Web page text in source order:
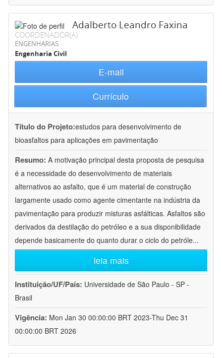
Adalberto Leandro Faxina
COORDENADOR(A)
ENGENHARIAS
Engenharia Civil
E-mail
Currículo
Título do Projeto:estudos para desenvolvimento de
bioasfaltos para aplicações em pavimentação
Resumo: A motivação principal desta proposta de pesquisa
é a necessidade do desenvolvimento de materiais
alternativos ao asfalto, que é um material de construção
largamente usado como agente cimentante na indústria da
pavimentação para produzir misturas asfálticas. Asfaltos são
derivados da destilação do petróleo e a sua disponibilidade
depende basicamente do quanto durar o ciclo do petróle...
leia mais
Instituição/UF/País: Universidade de São Paulo - SP -
Brasil
Vigência: Mon Jan 30 00:00:00 BRT 2023-Thu Dec 31
00:00:00 BRT 2026